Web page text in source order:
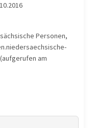
Personen,
am